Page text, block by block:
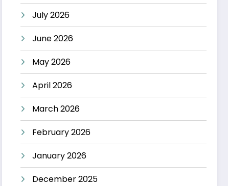
July 2026
June 2026
May 2026
April 2026
March 2026
February 2026
January 2026
December 2025